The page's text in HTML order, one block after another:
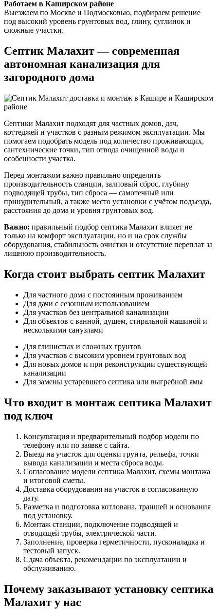
Работаем в Каширском районе
Выезжаем по Москве и Подмосковью, подбираем решение
под высокий уровень грунтовых вод, глину, суглинок и
сложные участки.
Септик Малахит — современная
автономная канализация для
загородного дома
Септики Малахит подходят для частных домов, дач,
коттеджей и участков с разным режимом эксплуатации. Мы
помогаем подобрать модель под количество проживающих,
сантехнические точки, тип отвода очищенной воды и
особенности участка.
Перед монтажом важно правильно определить
производительность станции, залповый сброс, глубину
подводящей трубы, тип сброса — самотечный или
принудительный, а также место установки с учётом подъезда,
расстояния до дома и уровня грунтовых вод.
Важно: правильный подбор септика Малахит влияет не
только на комфорт эксплуатации, но и на срок службы
оборудования, стабильность очистки и отсутствие переплат за
лишнюю производительность.
Когда стоит выбрать септик Малахит
Для частного дома с постоянным проживанием
Для дачи с сезонным использованием
Для участков без центральной канализации
Для объектов с ванной, душем, стиральной машиной и
несколькими санузлами
Для глинистых и сложных грунтов
Для участков с высоким уровнем грунтовых вод
Для новых домов и при реконструкции существующей
канализации
Для замены устаревшего септика или выгребной ямы
Что входит в монтаж септика Малахит
под ключ
Консультация и предварительный подбор модели по
телефону или по заявке с сайта.
Выезд на участок для оценки грунта, рельефа, точки
вывода канализации и места сброса воды.
Согласование модели септика Малахит, схемы монтажа
и итоговой сметы.
Доставка оборудования на участок в согласованную
дату.
Разметка и подготовка котлована, траншей и основания
под установку.
Монтаж станции, подключение подводящей и
отводящей трубы, электрической части.
Заполнение, проверка герметичности, пусконаладка и
тестовый запуск.
Сдача объекта, рекомендации по эксплуатации и
обслуживанию.
Почему заказывают установку септика
Малахит у нас